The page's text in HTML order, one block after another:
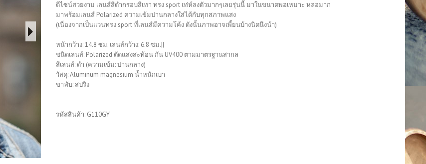
ดีไซน์สวยงาม เลนส์สีดำกรอบสีเทา ทรง sport เท่ห์ลงตัวมากๆเลยรุ่นนี้ มาในขนาดพอเหมาะ หล่อมาก
มาพร้อมเลนส์ Polarized ความเข้มปานกลางใส่ได้กับทุกสภาพแสง
(เนื่องจากเป็นแว่นทรง sport ที่เลนส์มีความโค้ง ดังนั้นภาพอาจเพี้ยนบ้างนิดนึงน้า)
หน้ากว้าง: 14.8 ซม. เลนส์กว้าง: 6.8 ซม.||
ชนิดเลนส์: Polarized ตัดแสงสะท้อน กัน UV400 ตามมาตรฐานสากล
สีเลนส์: ดำ (ความเข้ม: ปานกลาง)
วัสดุ: Aluminum magnesium น้ำหนักเบา
ขาพับ: สปริง
รหัสสินค้า: G110GY